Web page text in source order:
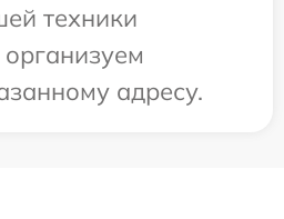
техники
адресу.